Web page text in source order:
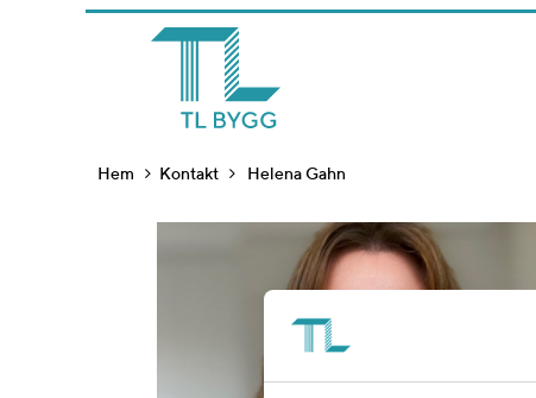
Hem Kontakt Helena Gahn